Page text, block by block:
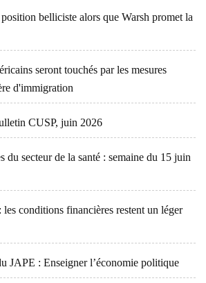
belliciste alors que Warsh promet la
seront touchés par les mesures
d'immigration
CUSP, juin 2026
du secteur de la santé : semaine du 15 juin
conditions financières restent un léger
JAPE : Enseigner l’économie politique